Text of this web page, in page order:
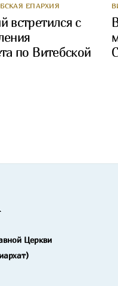
ЕПАРХИЯ
встретился с
по Витебской
Церкви